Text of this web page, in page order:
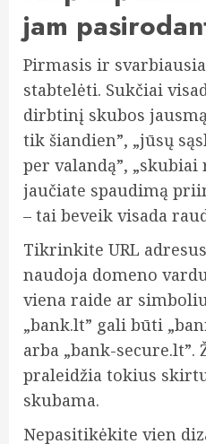
jam
Pirmasis ir
stabtelėti. Sukčiai
dirbtinį skubos
tik šiandien”, „jūsų
per valandą”, „skubiai
jaučiate spaudimą
– tai beveik visada
Tikrinkite URL
naudoja domeno
viena raide ar
„bank.lt” gali būti
arba „bank-
praleidžia tokius
skubama.
Nepasitikėkite vien